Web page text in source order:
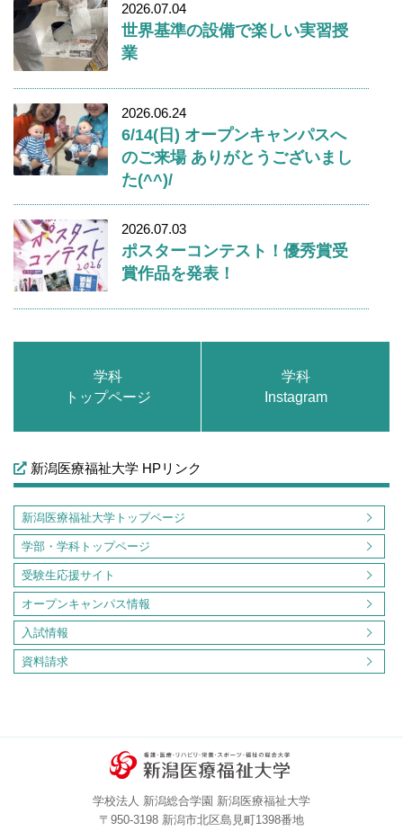
2026.07.04
世界基準の設備で楽しい実習授
業
2026.06.24
6/14(日) オープンキャンパスへ
のご来場 ありがとうございまし
た(^^)/
2026.07.03
ポスターコンテスト！優秀賞受
賞作品を発表！
学科
トップページ
学科
Instagram
新潟医療福祉大学 HPリンク
新潟医療福祉大学トップページ
学部・学科トップページ
受験生応援サイト
オープンキャンパス情報
入試情報
資料請求
学校法人 新潟総合学園 新潟医療福祉大学
〒950-3198 新潟市北区島見町1398番地